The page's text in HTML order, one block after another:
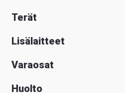
Terät
Lisälaitteet
Varaosat
Huolto